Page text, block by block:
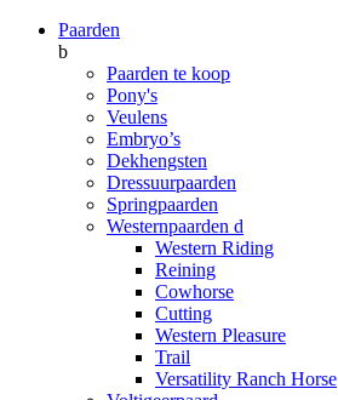
Paarden
b
Paarden te koop
Pony's
Veulens
Embryo’s
Dekhengsten
Dressuurpaarden
Springpaarden
Westernpaarden d
Western Riding
Reining
Cowhorse
Cutting
Western Pleasure
Trail
Versatility Ranch Horse